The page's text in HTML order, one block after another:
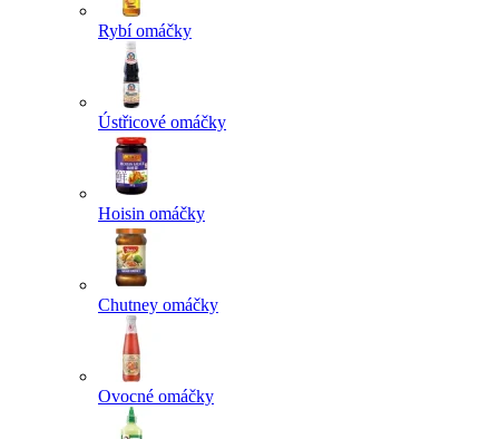
Rybí omáčky
Ústřicové omáčky
Hoisin omáčky
Chutney omáčky
Ovocné omáčky